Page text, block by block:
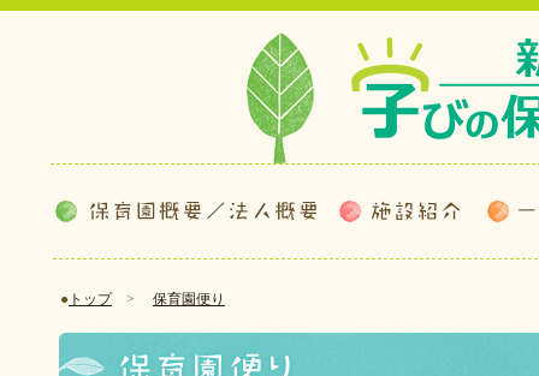
● トップ> 保育園便り